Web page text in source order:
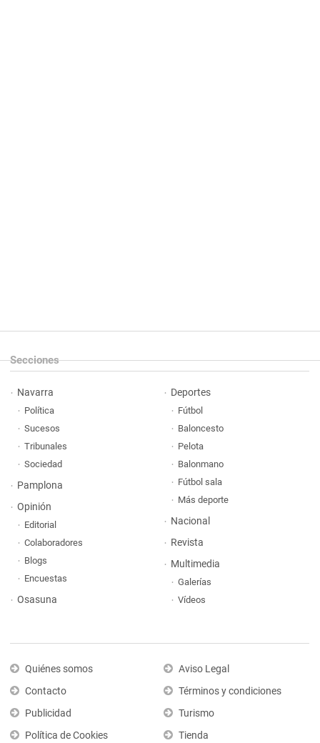
Secciones
Navarra
Política
Sucesos
Tribunales
Sociedad
Pamplona
Opinión
Editorial
Colaboradores
Blogs
Encuestas
Osasuna
Deportes
Fútbol
Baloncesto
Pelota
Balonmano
Fútbol sala
Más deporte
Nacional
Revista
Multimedia
Galerías
Vídeos
Quiénes somos
Contacto
Publicidad
Política de Cookies
Aviso Legal
Términos y condiciones
Turismo
Tienda